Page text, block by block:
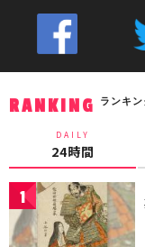
RANKING ランキ
DAILY
24時間
1